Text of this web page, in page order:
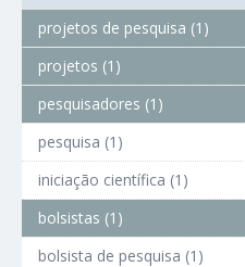
projetos de pesquisa (1)
projetos (1)
pesquisadores (1)
pesquisa (1)
iniciação científica (1)
bolsistas (1)
bolsista de pesquisa (1)